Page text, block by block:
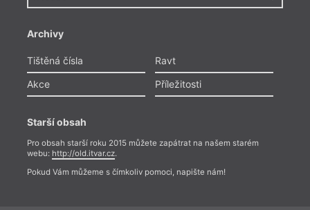
Archivy
Tištěná čísla
Ravt
Akce
Příležitosti
Starší obsah
Pro obsah starší roku 2015 můžete zapátrat na našem starém
webu: http://old.itvar.cz.
Pokud Vám můžeme s čímkoliv pomoci, napište nám!